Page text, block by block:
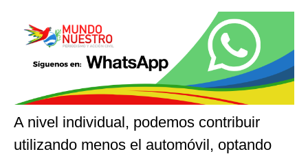
A nivel individual, podemos contribuir
utilizando menos el automóvil, optando